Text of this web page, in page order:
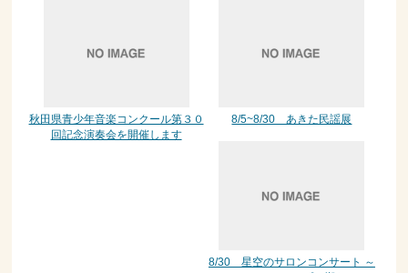
秋田県青少年音楽コンクール第３０
回記念演奏会を開催します
8/5~8/30 あきた民謡展
8/30 星空のサロンコンサート ～